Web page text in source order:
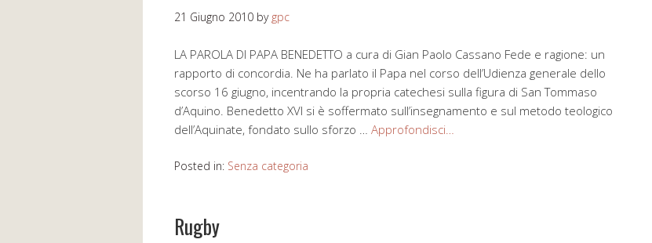
21 Giugno 2010 by gpc
LA PAROLA DI PAPA BENEDETTO a cura di Gian Paolo Cassano Fede e ragione: un
rapporto di concordia. Ne ha parlato il Papa nel corso dell’Udienza generale dello
scorso 16 giugno, incentrando la propria catechesi sulla figura di San Tommaso
d’Aquino. Benedetto XVI si è soffermato sull’insegnamento e sul metodo teologico
dell’Aquinate, fondato sullo sforzo … Approfondisci…
Posted in: Senza categoria
Rugby